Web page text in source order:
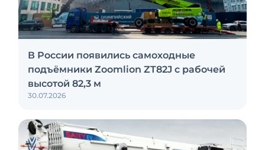
В России появились самоходные
подъёмники Zoomlion ZT82J с рабочей
высотой 82,3 м
30.07.2026